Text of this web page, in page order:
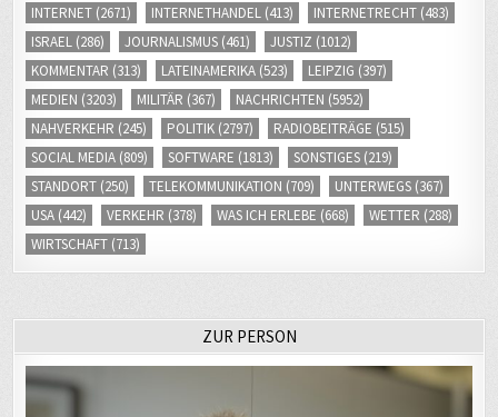
ISRAEL(286) JOURNALISMUS(461) JUSTIZ
(1012)
KOMMENTAR
(313) LATEINAMERIKA (523) LEIPZIG
MEDIEN(3203) MILITÄR(367) NACHRICHTEN(5952)
NAHVERKEHR(245) POLITIK (2797) RADIOBEITRÄGE
SOCIAL MEDIA (809) SOFTWARE(1813) SONSTIGES(219)
STANDORT(250) TELEKOMMUNIKATION (709) UNTERWEGS
USA(442) VERKEHR(378) WAS ICH ERLEBE (668) WETTER(288)
WIRTSCHAFT(713)